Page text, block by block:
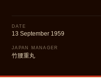
DATE
13 September 1959
JAPAN MANAGER
竹腰重丸